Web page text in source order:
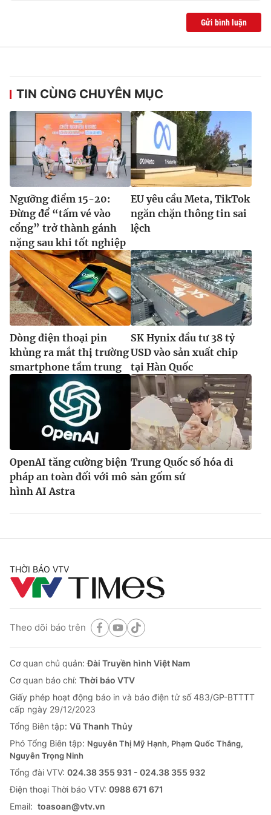
Gửi bình luận
TIN CÙNG CHUYÊN MỤC
Ngưỡng điểm 15-20:
Đừng để “tấm vé vào
cổng” trở thành gánh
nặng sau khi tốt nghiệp
EU yêu cầu Meta, TikTok
ngăn chặn thông tin sai
lệch
Dòng điện thoại pin
khủng ra mắt thị trường
smartphone tầm trung
SK Hynix đầu tư 38 tỷ
USD vào sản xuất chip
tại Hàn Quốc
OpenAI tăng cường biện
pháp an toàn đối với mô
hình AI Astra
Trung Quốc số hóa di
sản gốm sứ
THỜI BÁO VTV
Theo dõi báo trên
Cơ quan chủ quản:Đài Truyền hình Việt Nam
Cơ quan báo chí: Thời báo VTV
Giấy phép hoạt động báo in và báo điện tử số 483/GP-BTTTT
cấp ngày 29/12/2023
Tổng Biên tập: Vũ Thanh Thủy
Phó Tổng Biên tập: Nguyễn Thị Mỹ Hạnh, Phạm Quốc Thắng,
Nguyễn Trọng Ninh
Tổng đài VTV: 024.38 355 931 - 024.38 355 932
Ðiện thoại Thời báo VTV: 0988 671 671
Email: toasoan@vtv.vn